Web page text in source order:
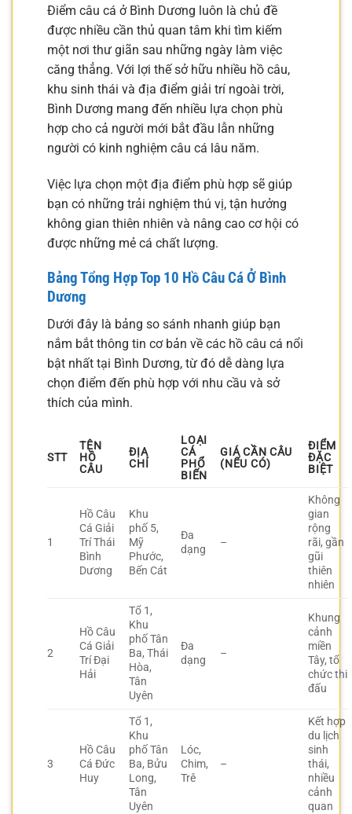
Điểm câu cá ở Bình Dương luôn là chủ đề
được nhiều cần thủ quan tâm khi tìm kiếm
một nơi thư giãn sau những ngày làm việc
căng thẳng. Với lợi thế sở hữu nhiều hồ câu,
khu sinh thái và địa điểm giải trí ngoài trời,
Bình Dương mang đến nhiều lựa chọn phù
hợp cho cả người mới bắt đầu lẫn những
người có kinh nghiệm câu cá lâu năm.
Việc lựa chọn một địa điểm phù hợp sẽ giúp
bạn có những trải nghiệm thú vị, tận hưởng
không gian thiên nhiên và nâng cao cơ hội có
được những mẻ cá chất lượng.
Bảng Tổng Hợp Top 10 Hồ Câu Cá Ở Bình
Dương
Dưới đây là bảng so sánh nhanh giúp bạn
nắm bắt thông tin cơ bản về các hồ câu cá nổi
bật nhất tại Bình Dương, từ đó dễ dàng lựa
chọn điểm đến phù hợp với nhu cầu và sở
thích của mình.
STT
TÊN
HỒ
CÂU
ĐỊA
CHỈ
LOẠI
CÁ
PHỔ
BIẾN
GIÁ CẦN CÂU
(NẾU CÓ)
ĐIỂM
ĐẶC
BIỆT
1
Hồ Câu
Cá Giải
Trí Thái
Bình
Dương
Khu
phố 5,
Mỹ
Phước,
Bến Cát
Đa
dạng
–
Không
gian
rộng
rãi, gần
gũi
thiên
nhiên
2
Hồ Câu
Cá Giải
Trí Đại
Hải
Tổ 1,
Khu
phố Tân
Ba, Thái
Hòa,
Tân
Uyên
Đa
dạng
–
Khung
cảnh
miền
Tây, tổ
chức thi
đấu
3
Hồ Câu
Cá Đức
Huy
Tổ 1,
Khu
phố Tân
Ba, Bửu
Long,
Tân
Uyên
Lóc,
Chim,
Trê
–
Kết hợp
du lịch
sinh
thái,
nhiều
cảnh
quan